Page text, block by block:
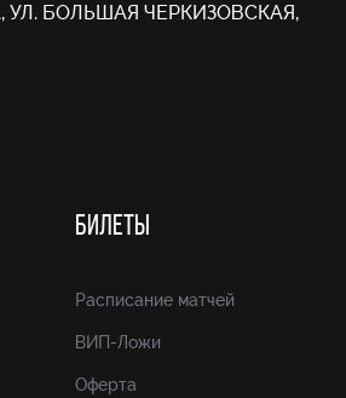
УЛ. БОЛЬШАЯ ЧЕРКИЗОВСКАЯ,
БИЛЕТЫ
Расписание матчей
ВИП-Ложи
Оферта